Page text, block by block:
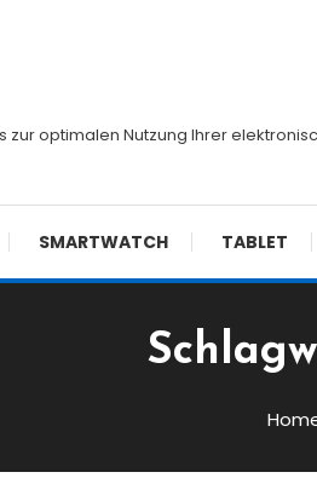
optimalen Nutzung Ihrer
SMARTWATCH TABLET